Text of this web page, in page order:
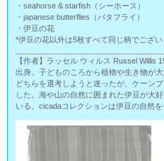
・seahorse & starfish（シーホース）
・japanese butterflies（バタフライ）
・伊豆の花
*伊豆の花以外は5枚すべて同じ柄でござい
【作者】ラッセル ウィルス Russel Willis
出身。子どものころから植物や生き物が
どちらを選考しようと迷ったが、ケーン
した。海や山の自然に囲まれた伊豆が大
いる。cicadaコレクションは伊豆の自然